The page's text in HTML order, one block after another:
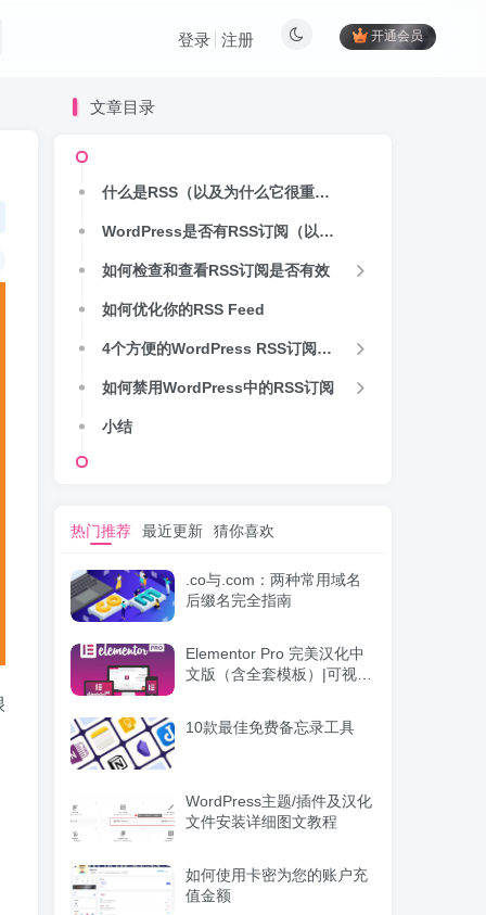
开通会员
登录 注册
文章目录
什么是RSS（以及为什么它很重要）?
WordPress是否有RSS订阅（以及如何找到它们）?
如何检查和查看RSS订阅是否有效
如何优化你的RSS Feed
4个方便的WordPress RSS订阅插件
如何禁用WordPress中的RSS订阅
小结
热门推荐 最近更新 猜你喜欢
.co与.com：两种常用域名
后缀名完全指南
Elementor Pro 完美汉化中
文版（含全套模板）|可视化
10款最佳免费备忘录工具
WordPress主题/插件及汉化
文件安装详细图文教程
如何使用卡密为您的账户充
值金额